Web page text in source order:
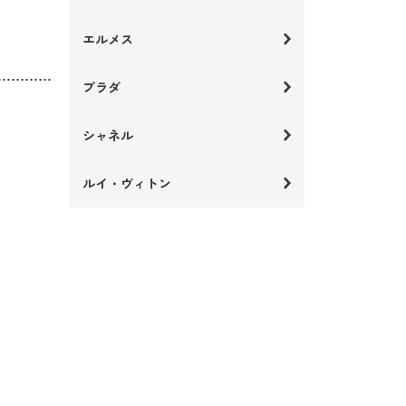
エルメス
プラダ
シャネル
ルイ・ヴィトン